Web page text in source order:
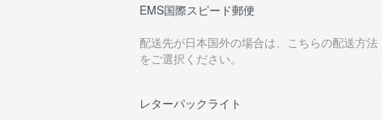
EMS国際スピード郵便
配送先が日本国外の場合は、こちらの配送方法
をご選択ください。
レターパックライト